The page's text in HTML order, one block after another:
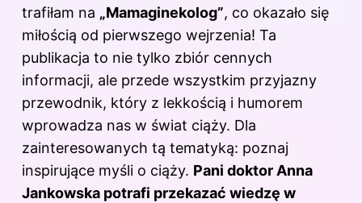
trafiłam na „Mamaginekolog”, co okazało się
miłością od pierwszego wejrzenia! Ta
publikacja to nie tylko zbiór cennych
informacji, ale przede wszystkim przyjazny
przewodnik, który z lekkością i humorem
wprowadza nas w świat ciąży. Dla
zainteresowanych tą tematyką: poznaj
inspirujące myśli o ciąży. Pani doktor Anna
Jankowska potrafi przekazać wiedzę w